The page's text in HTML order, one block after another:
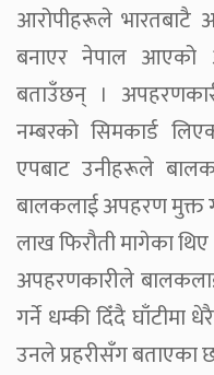
आरोपीहरूले भारतबाटै
बनाएर नेपाल आएको
बताउँछन् ।
नम्बरको सिमकार्ड
एपबाट उनीहरूले
बालकलाई अपहरण मुक्त
लाख फिरौती मागेका थिए
अपहरणकारीले
गर्ने धम्की दिँदै
उनले प्रहरीसँग बताएका